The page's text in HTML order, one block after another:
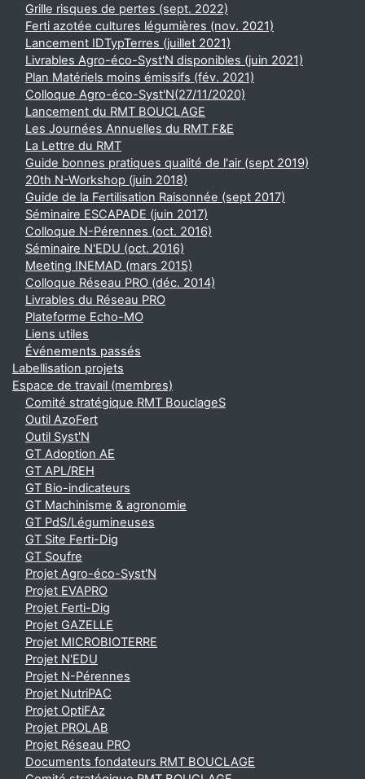
Grille risques de pertes (sept. 2022)
Ferti azotée cultures légumières (nov. 2021)
Lancement IDTypTerres (juillet 2021)
Livrables Agro-éco-Syst'N disponibles (juin 2021)
Plan Matériels moins émissifs (fév. 2021)
Colloque Agro-éco-Syst'N(27/11/2020)
Lancement du RMT BOUCLAGE
Les Journées Annuelles du RMT F&E
La Lettre du RMT
Guide bonnes pratiques qualité de l'air (sept 2019)
20th N-Workshop (juin 2018)
Guide de la Fertilisation Raisonnée (sept 2017)
Séminaire ESCAPADE (juin 2017)
Colloque N-Pérennes (oct. 2016)
Séminaire N'EDU (oct. 2016)
Meeting INEMAD (mars 2015)
Colloque Réseau PRO (déc. 2014)
Livrables du Réseau PRO
Plateforme Echo-MO
Liens utiles
Événements passés
Labellisation projets
Espace de travail (membres)
Comité stratégique RMT BouclageS
Outil AzoFert
Outil Syst'N
GT Adoption AE
GT APL/REH
GT Bio-indicateurs
GT Machinisme & agronomie
GT PdS/Légumineuses
GT Site Ferti-Dig
GT Soufre
Projet Agro-éco-Syst'N
Projet EVAPRO
Projet Ferti-Dig
Projet GAZELLE
Projet MICROBIOTERRE
Projet N'EDU
Projet N-Pérennes
Projet NutriPAC
Projet OptiFAz
Projet PROLAB
Projet Réseau PRO
Documents fondateurs RMT BOUCLAGE